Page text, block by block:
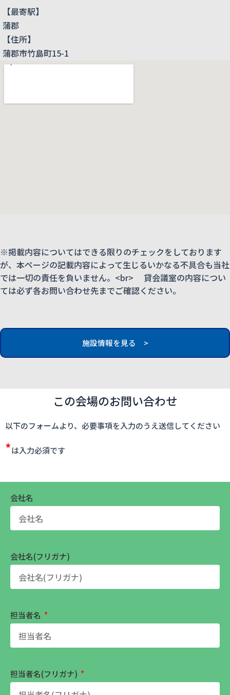
【最寄駅】
蒲郡
【住所】
蒲郡市竹島町15-1
※掲載内容についてはできる限りのチェックをしております
が、本ページの記載内容によって生じるいかなる不具合も当社
では一切の責任を負いません。<br> 貸会議室の内容につい
ては必ず各お問い合わせ先までご確認ください。
施設情報を見る >
この会場のお問い合わせ
以下のフォームより、必要事項を入力のうえ送信してください
*は入力必須です
会社名
会社名(フリガナ)
担当者名
担当者名(フリガナ)